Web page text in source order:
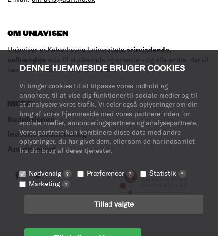
DENNE HJEMMESIDE BRUGER COOKIES
Vi bruger cookies til at tilpasse vores indhold og
annoncer, til at vise dig funktioner til sociale medier og til
at analysere vores trafik. Vi deler også oplysninger om din
brug af vores hjemmeside med vores partnere inden for
sociale medier, annonceringspartnere og analysepartnere.
Vores partnere kan kombinere disse data med andre
oplysninger, du har givet dem, eller som de har indsamlet
fra din brug af deres tjenester.
Nødvendig ? Præferencer ? Statistik ?
Marketing ?
Tillad valgte
OM UNIAVISEN
Uniavisen er Københavns Universitetsprisvindende,
uafhængige avis til studerende og ansatte – og alle andre, der vil
læse med.Læs mere om avisen her.
MERE
Redaktionen
Indsend debatindlæg
Annoncering